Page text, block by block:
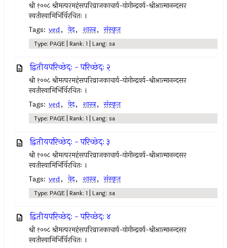
श्री १००८ श्रीमत्परमहंसपरिव्राजकाचार्य-योगीन्द्रवर्य-श्रीआत्मानन्दसर
स्वतीस्वामिभिंर्विरचितः ।
Tags: ved, वेद, शास्त्र, संस्कृत
Type: PAGE | Rank: 1 | Lang: sa
द्वितीयपरिच्छेदः - परिच्छेदः २
श्री १००८ श्रीमत्परमहंसपरिव्राजकाचार्य-योगीन्द्रवर्य-श्रीआत्मानन्दसर
स्वतीस्वामिभिंर्विरचितः ।
Tags: ved, वेद, शास्त्र, संस्कृत
Type: PAGE | Rank: 1 | Lang: sa
द्वितीयपरिच्छेदः - परिच्छेदः ३
श्री १००८ श्रीमत्परमहंसपरिव्राजकाचार्य-योगीन्द्रवर्य-श्रीआत्मानन्दसर
स्वतीस्वामिभिंर्विरचितः ।
Tags: ved, वेद, शास्त्र, संस्कृत
Type: PAGE | Rank: 1 | Lang: sa
द्वितीयपरिच्छेदः - परिच्छेदः ४
श्री १००८ श्रीमत्परमहंसपरिव्राजकाचार्य-योगीन्द्रवर्य-श्रीआत्मानन्दसर
स्वतीस्वामिभिंर्विरचितः ।